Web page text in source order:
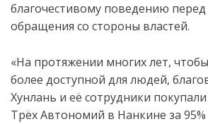
благочестивому поведению
обращения со стороны властей.
«На протяжении многих лет,
более доступной для людей,
Хунлань и её сотрудники
Трёх Автономий в Нанкине за